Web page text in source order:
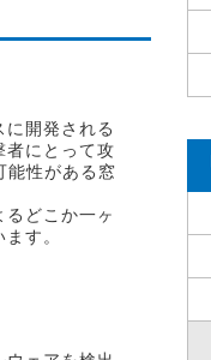
開発される
者にとって攻
能性がある窓
どこか一ヶ
す。